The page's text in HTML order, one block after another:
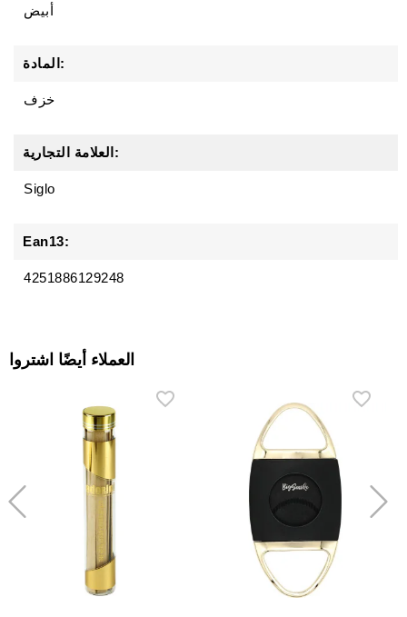
أبيض
المادة:
خزف
العلامة التجارية:
Siglo
Ean13:
4251886129248
العملاء أيضًا اشتروا